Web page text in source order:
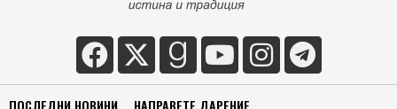
ПОСЛЕДНИ НОВИНИ НАПРАВЕТЕ ДАРЕНИЕ